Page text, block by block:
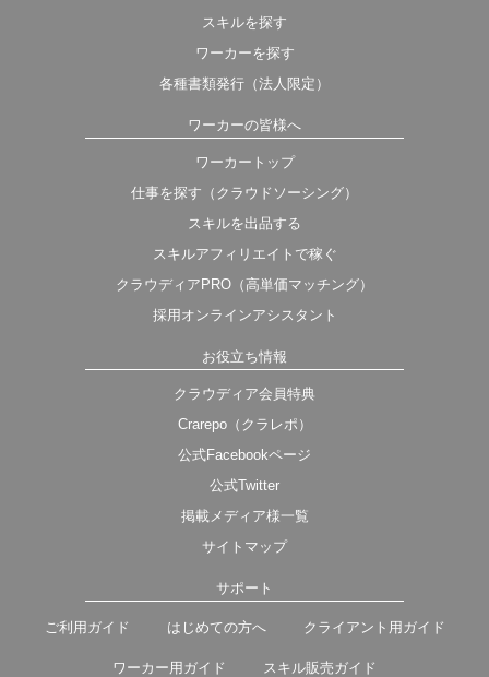
スキルを探す
ワーカーを探す
各種書類発行（法人限定）
ワーカーの皆様へ
ワーカートップ
仕事を探す（クラウドソーシング）
スキルを出品する
スキルアフィリエイトで稼ぐ
クラウディアPRO（高単価マッチング）
採用オンラインアシスタント
お役立ち情報
クラウディア会員特典
Crarepo（クラレポ）
公式Facebookページ
公式Twitter
掲載メディア様一覧
サイトマップ
サポート
ご利用ガイド はじめての方へ クライアント用ガイド
ワーカー用ガイド スキル販売ガイド